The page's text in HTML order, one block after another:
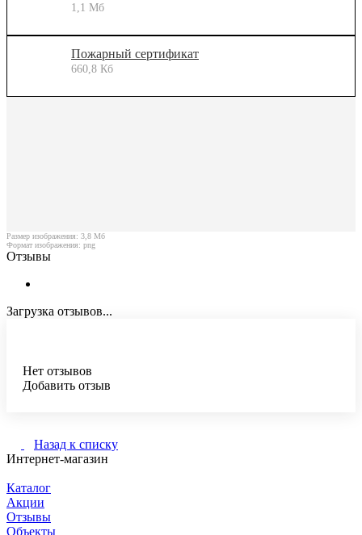
1,1 Мб
Пожарный сертификат
660,8 Кб
Размер изображения: 3,8 Мб
Формат изображения: png
Отзывы
Загрузка отзывов...
Нет отзывов
Добавить отзыв
Назад к списку
Интернет-магазин
Каталог
Акции
Отзывы
Объекты